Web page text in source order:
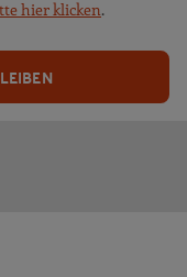
hier klicken.